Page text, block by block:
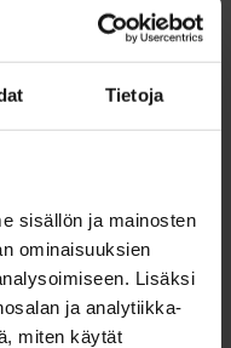
Tietoja
sisällön ja mainosten
ominaisuuksien
Lisäksi
ja analytiikka-
miten käytät